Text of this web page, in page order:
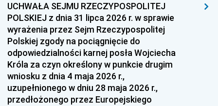
1954 1953 1952
1951 1950 1949
1948 1947
1939 1938 1937
1936 1930
UCHWAŁA SEJMU RZECZYPOSPOLITEJ
POLSKIEJ z dnia 31 lipca 2026 r. w sprawie
wyrażenia przez Sejm Rzeczypospolitej
Polskiej zgody na pociągnięcie do
odpowiedzialności karnej posła Wojciecha
Króla za czyn określony w punkcie drugim
wniosku z dnia 4 maja 2026 r.,
uzupełnionego w dniu 28 maja 2026 r.,
przedłożonego przez Europejskiego